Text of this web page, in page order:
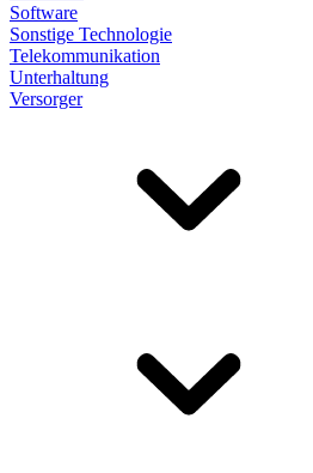
Software
Sonstige Technologie
Telekommunikation
Unterhaltung
Versorger